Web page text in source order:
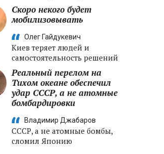
Скоро некого будет
мобилизовывать
Олег Гайдукевич
Киев теряет людей и
самостоятельность решений
Реальный перелом на
Тихом океане обеспечил
удар СССР, а не атомные
бомбардировки
Владимир Джабаров
СССР, а не атомные бомбы,
сломил Японию